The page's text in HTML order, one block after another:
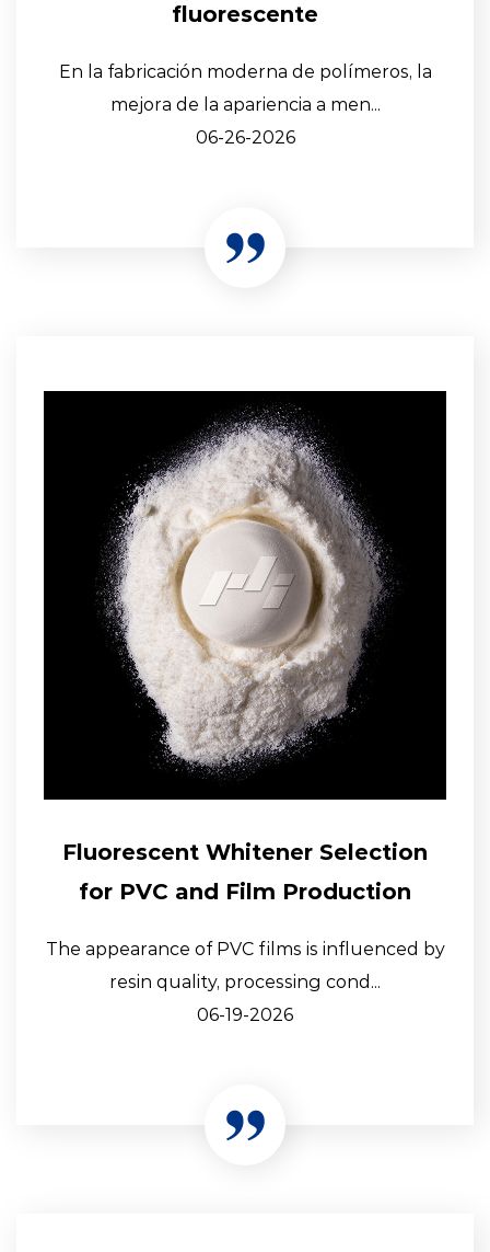
fluorescente
En la fabricación moderna de polímeros, la
mejora de la apariencia a men...
06-26-2026
Fluorescent Whitener Selection
for PVC and Film Production
The appearance of PVC films is influenced by
resin quality, processing cond...
06-19-2026